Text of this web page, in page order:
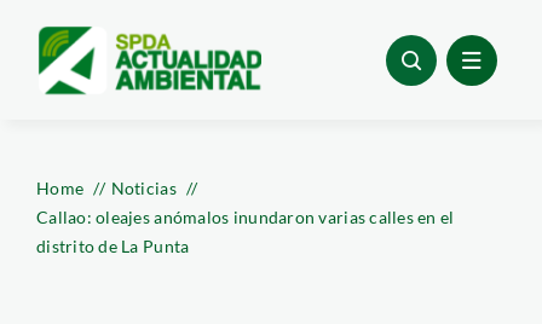
content
Home
Noticias
Callao: oleajes anómalos inundaron varias calles en el
distrito de La Punta